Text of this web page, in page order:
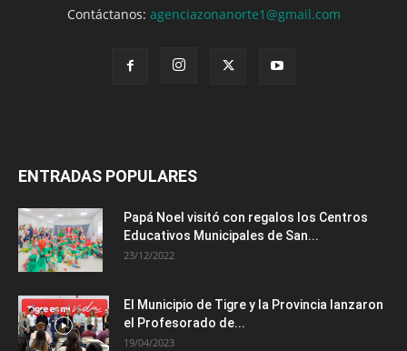
Contáctanos: agenciazonanorte1@gmail.com
ENTRADAS POPULARES
Papá Noel visitó con regalos los Centros
Educativos Municipales de San...
23/12/2022
El Municipio de Tigre y la Provincia lanzaron
el Profesorado de...
19/04/2023